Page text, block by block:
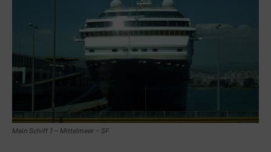
Mein Schiff 1 – Mittelmeer – SF